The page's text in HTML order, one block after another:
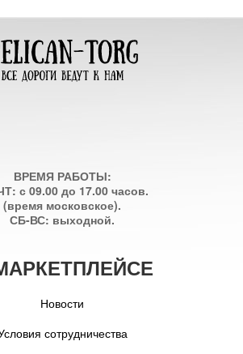
ВРЕМЯ РАБОТЫ:
с 09.00 до 17.00 часов.
(время московское).
СБ-ВС: выходной.
Новости
сотрудничества